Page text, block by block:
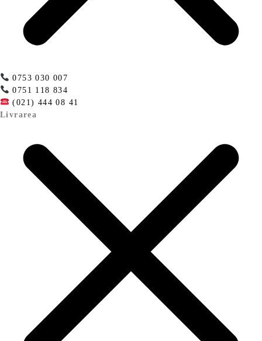
0753 030 007
0751 118 834
(021) 444 08 41
Livrarea